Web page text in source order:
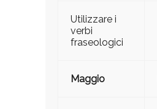
Utilizzare i
verbi
fraseologici
Maggio